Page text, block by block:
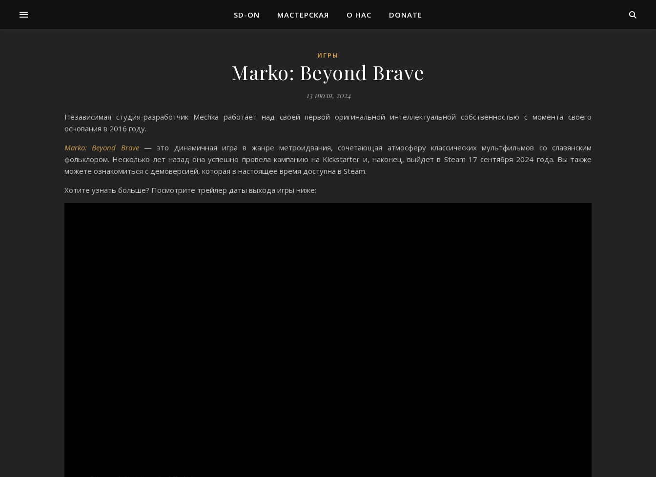
SD-ON МАСТЕРСКАЯ О НАС DONATE
ИГРЫ
Marko: Beyond Brave
13 июля, 2024
Независимая студия-разработчик Mechka работает над своей первой оригинальной интеллектуальной собственностью с момента своего
основания в 2016 году.
Marko: Beyond Brave— это динамичная игра в жанре метроидвания, сочетающая атмосферу классических мультфильмов со славянским
фольклором. Несколько лет назад она успешно провела кампанию на Kickstarter и, наконец, выйдет в Steam 17 сентября 2024 года. Вы также
можете ознакомиться с демоверсией, которая в настоящее время доступна в Steam.
Хотите узнать больше? Посмотрите трейлер даты выхода игры ниже: